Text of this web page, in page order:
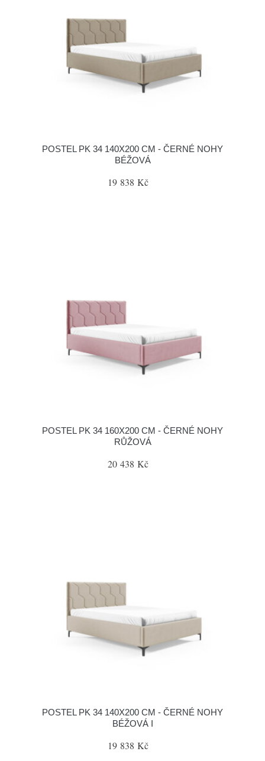
POSTEL PK 34 140X200 CM - ČERNÉ NOHY
BÉŽOVÁ
19 838 Kč
POSTEL PK 34 160X200 CM - ČERNÉ NOHY
RŮŽOVÁ
20 438 Kč
POSTEL PK 34 140X200 CM - ČERNÉ NOHY
BÉŽOVÁ I
19 838 Kč